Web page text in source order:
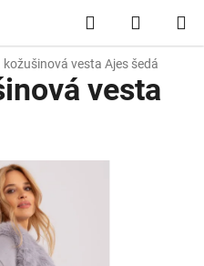
Hľadať
KOŠÍK
kožušinová vesta Ajes šedá
vesta